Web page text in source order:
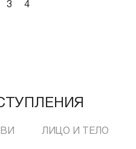
3 4
ЛИЦО И ТЕЛО